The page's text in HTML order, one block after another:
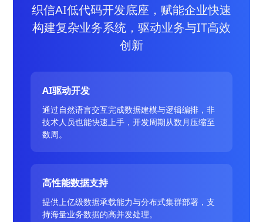
织信AI低代码开发底座，赋能企业快速
构建复杂业务系统，驱动业务与IT高效
创新
AI驱动开发
通过自然语言交互完成数据建模与逻辑编排，非
技术人员也能快速上手，开发周期从数月压缩至
数周。
高性能数据支持
提供上亿级数据承载能力与分布式集群部署，支
持海量业务数据的高并发处理。